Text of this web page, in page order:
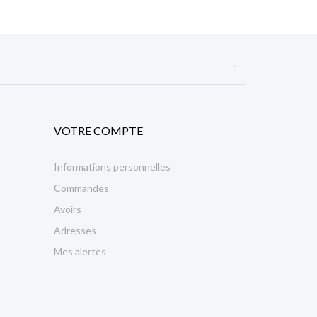

VOTRE COMPTE
Informations personnelles
Commandes
Avoirs
Adresses
Mes alertes